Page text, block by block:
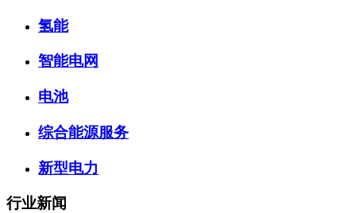
氢能
智能电网
电池
综合能源服务
新型电力
行业新闻